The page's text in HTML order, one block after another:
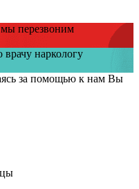
мы перезвоним
врачу наркологу
за помощью к нам Вы